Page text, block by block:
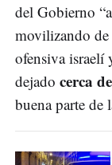
del Gobierno
movilizando
ofensiva israelí
dejado cerca
buena parte de